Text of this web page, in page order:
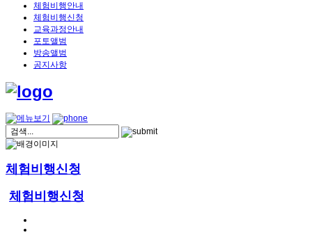
체험비행안내
체험비행신청
교육과정안내
포토앨범
방송앨범
공지사항
체험비행신청
체험비행신청